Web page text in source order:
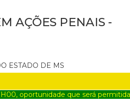
AÇÕES PENAIS -
ESTADO DE MS
oportunidade que será